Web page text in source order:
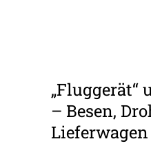
– Besen,
Lieferwagen